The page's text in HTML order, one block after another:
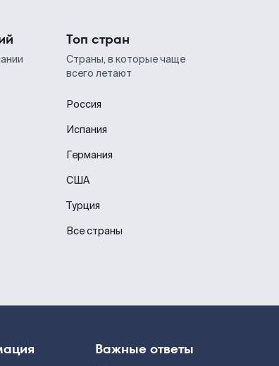
Топ стран
Страны, в которые чаще
всего летают
Россия
Испания
Германия
США
Турция
Все страны
Важные ответы